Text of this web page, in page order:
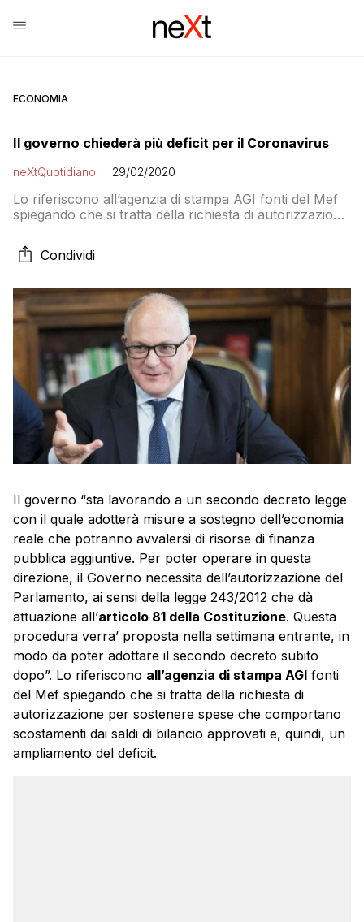
ECONOMIA
Il governo chiederà più deficit per il Coronavirus
neXtQuotidiano 29/02/2020
Lo riferiscono all’agenzia di stampa AGI fonti del Mef
spiegando che si tratta della richiesta di autorizzazione
saldi di bilancio approvati e, quindi, un ampliamento
del deficit
Condividi
Il governo “sta lavorando a un secondo decreto legge
con il quale adotterà misure a sostegno dell’economia
reale che potranno avvalersi di risorse di finanza
pubblica aggiuntive. Per poter operare in questa
direzione, il Governo necessita dell’autorizzazione del
Parlamento, ai sensi della legge 243/2012 che dà
attuazione all’articolo 81 della Costituzione. Questa
procedura verra’ proposta nella settimana entrante, in
modo da poter adottare il secondo decreto subito
dopo”. Lo riferiscono all’agenzia di stampa AGI fonti
del Mef spiegando che si tratta della richiesta di
autorizzazione per sostenere spese che comportano
scostamenti dai saldi di bilancio approvati e, quindi, un
ampliamento del deficit.